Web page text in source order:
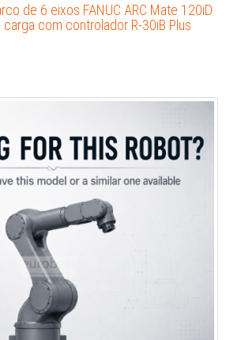
de 6 eixos FANUC ARC Mate 120iD
com controlador R-30iB Plus